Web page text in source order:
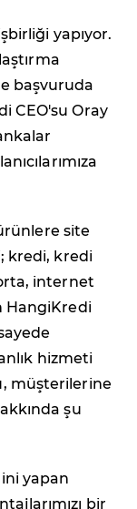
yapıyor.
başvuruda
CEO'su Oray
site
kredi, kredi
internet
HangiKredi
hizmeti
müşterilerine
şu
yapan
bir